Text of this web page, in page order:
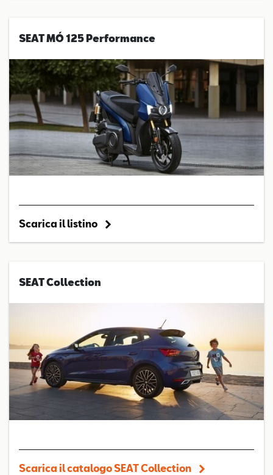
SEAT MÓ 125 Performance
Scarica il listino
SEAT Collection
Scarica il catalogo SEAT Collection